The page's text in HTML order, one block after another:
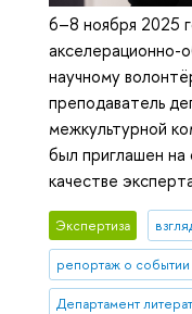
6–8 ноября 2025
акселерационно-
научному
преподаватель
межкультурной
был приглашен на
качестве
Экспертиза
репортаж о событии
Департамент